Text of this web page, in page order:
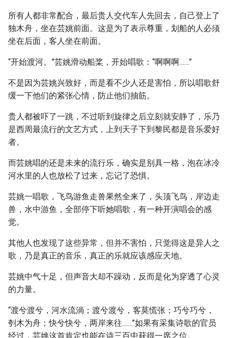
所有人都非常配合，最后贵人交代车人先回去，自己登上了
独木舟，坐在芸姚前面。这是为了表示尊重，划船的人必须
坐在后面，客人坐在前面。
“开始渡河。”芸姚滑动船桨，开始唱歌：“啊啊啊……”
不是因为芸姚兴致好，而是看不少人还是害怕，所以唱歌舒
缓一下他们的紧张心情，防止他们抽筋。
贵人都被吓了一跳，不过听到旋律之后立刻就安静了，乐乃
是西周最流行的文艺方式，上到天子下到黎民都是音乐爱好
者。
而芸姚唱的还是未来的流行乐，确实是别具一格，泡在冰冷
河水里的人也放松了过来，忘记了恐惧。
芸姚一唱歌，飞鸟游鱼走兽果然全来了，头顶飞鸟，岸边走
兽，水中游鱼，全部停下听她唱歌，有一种开演唱会的感
觉。
其他人也发现了这些异常，但并不害怕，只觉得这是异人之
歌，乃是真正的音乐，真正的乐就应该感应天地。
芸姚中气十足，但声音大却不躁动，反而是化为穿透了心灵
的力量。
“渡兮渡兮，河水流淌；渡兮渡兮，客莫慌张；巧兮巧兮，
刳木为舟；快兮快兮，两岸来往……”如果有采集诗歌的官员
经过，芸姚这首肯定也能在诗三百中获得一席之位。